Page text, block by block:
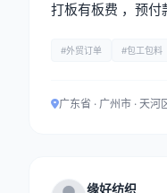
打板有板费 ，预
8188479 《微信
#外贸订单 #包工包料
广东省 · 广州市 · 天河
缘好纺织